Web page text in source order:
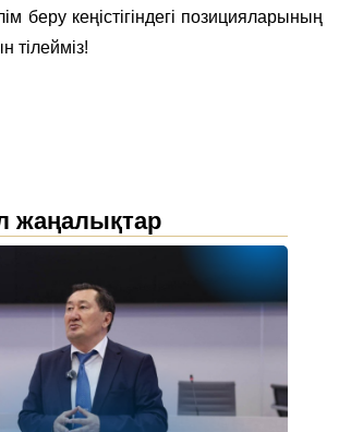
беру кеңістігіндегі позицияларының
тілейміз!
жаңалықтар